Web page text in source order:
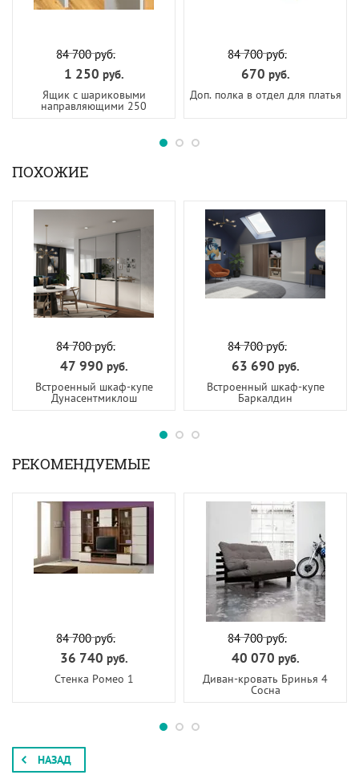
84 700руб.
1 250 руб.
Ящик с шариковыми
направляющими 250
84 700руб.
670 руб.
Доп. полка в отдел для платья
ПОХОЖИЕ
84 700руб.
47 990 руб.
Встроенный шкаф-купе
Дунасентмиклош
84 700руб.
63 690 руб.
Встроенный шкаф-купе
Баркалдин
РЕКОМЕНДУЕМЫЕ
84 700руб.
36 740 руб.
Стенка Ромео 1
84 700руб.
40 070 руб.
Диван-кровать Бринья 4
Сосна
НАЗАД